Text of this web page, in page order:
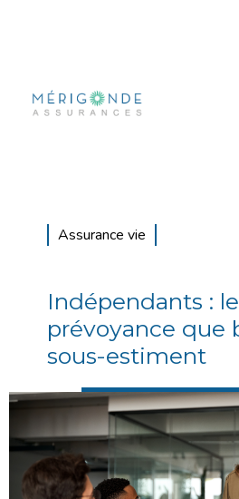
Assurance vie
Indépendants :
prévoyance que
sous-estiment